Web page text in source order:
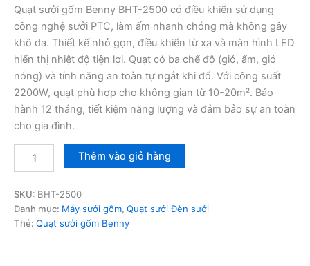
gốc
là:
1,890,000₫.
hiện
tại
là:
1,650,000₫.
Quạt sưởi gốm Benny BHT-2500 có điều khiển sử dụng
công nghệ sưởi PTC, làm ấm nhanh chóng mà không gây
khô da. Thiết kế nhỏ gọn, điều khiển từ xa và màn hình LED
hiển thị nhiệt độ tiện lợi. Quạt có ba chế độ (gió, ấm, gió
nóng) và tính năng an toàn tự ngắt khi đổ. Với công suất
2200W, quạt phù hợp cho không gian từ 10-20m². Bảo
hành 12 tháng, tiết kiệm năng lượng và đảm bảo sự an toàn
cho gia đình.
Benny
BHT-
2500
Thêm vào giỏ hàng
SKU: BHT-2500
Danh mục: Máy sưởi gốm, Quạt sưởi Đèn sưởi
Thẻ: Quạt sưởi gốm Benny